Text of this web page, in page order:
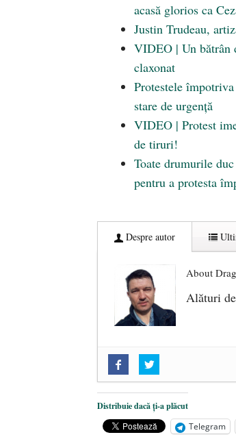
acasă glorios ca
Justin Trudeau,
VIDEO | Un bătrân
claxonat
Protestele
stare de urgenţă
VIDEO | Protest
de tiruri!
Toate drumurile
pentru a protesta
Despre autor
About
Alături
„Acum nu e
2025
Alegeri controlate
Distribuie dacă ți-a plăcut
Telegram